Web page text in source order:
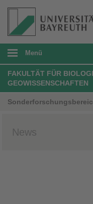
Menü
FAKULTÄT FÜR
GEOWISSENSCHAFTEN
News